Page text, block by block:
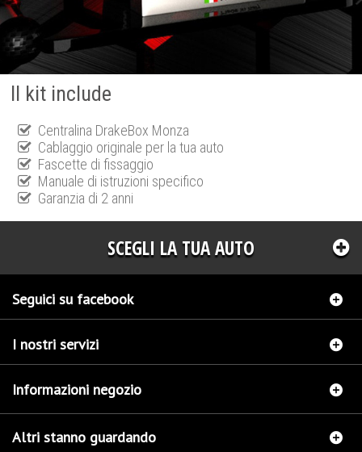
Il kit include
Centralina DrakeBox Monza
Cablaggio originale per la tua auto
Fascette di fissaggio
Manuale di istruzioni specifico
Garanzia di 2 anni
SCEGLI LA TUA AUTO
Seguici su facebook
I nostri servizi
Informazioni negozio
Altri stanno guardando